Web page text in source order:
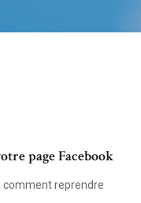
page Facebook
comment reprendre